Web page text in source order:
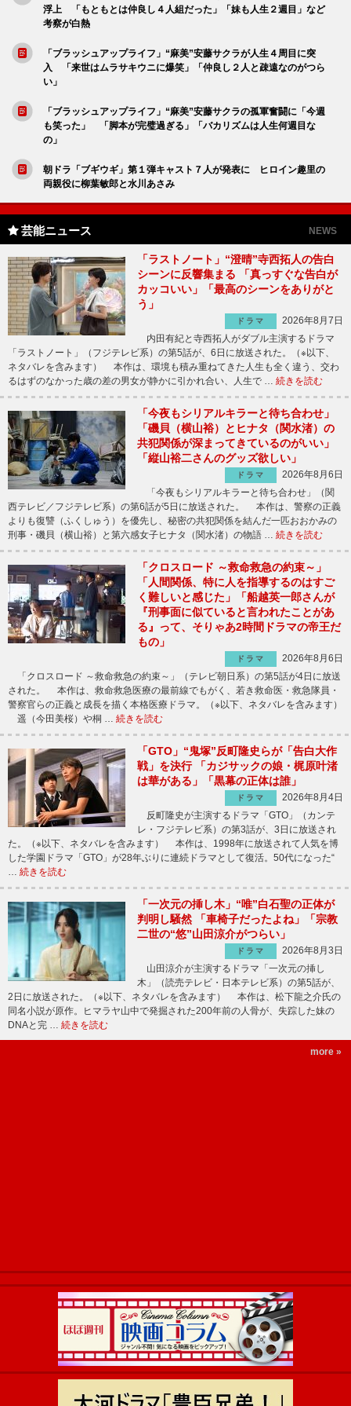
浮上 「もともとは仲良し４人組だった」「妹も人生２週目」など
考察が白熱
「ブラッシュアップライフ」“麻美”安藤サクラが人生４周目に突
入 「来世はムラサキウニに爆笑」「仲良し２人と疎遠なのがつら
い」
「ブラッシュアップライフ」“麻美”安藤サクラの孤軍奮闘に「今週
も笑った」 「脚本が完璧過ぎる」「バカリズムは人生何週目な
の」
朝ドラ「ブギウギ」第１弾キャスト７人が発表に ヒロイン趣里の
両親役に柳葉敏郎と水川あさみ
芸能ニュース NEWS
「ラストノート」“澄晴”寺西拓人の告白
シーンに反響集まる 「真っすぐな告白が
カッコいい」「最高のシーンをありがと
う」
ドラマ
2026年8月7日
内田有紀と寺西拓人がダブル主演するドラマ
「ラストノート」（フジテレビ系）の第5話が、6日に放送された。（※以下、
ネタバレを含みます） 本作は、環境も積み重ねてきた人生も全く違う、交わ
るはずのなかった歳の差の男女が静かに引かれ合い、人生で … 続きを読む
「今夜もシリアルキラーと待ち合わせ」
「磯貝（横山裕）とヒナタ（関水渚）の
共犯関係が深まってきているのがいい」
「縦山裕二さんのグッズ欲しい」
ドラマ
2026年8月6日
「今夜もシリアルキラーと待ち合わせ」（関
西テレビ／フジテレビ系）の第6話が5日に放送された。 本作は、警察の正義
よりも復讐（ふくしゅう）を優先し、秘密の共犯関係を結んだ一匹おおかみの
刑事・磯貝（横山裕）と第六感女子ヒナタ（関水渚）の物語 … 続きを読む
「クロスロード ～救命救急の約束～」
「人間関係、特に人を指導するのはすご
く難しいと感じた」「船越英一郎さんが
『刑事面に似ていると言われたことがあ
る』って、そりゃあ2時間ドラマの帝王だ
もの」
ドラマ
2026年8月6日
「クロスロード ～救命救急の約束～」（テレビ朝日系）の第5話が4日に放送
された。 本作は、救命救急医療の最前線でもがく、若き救命医・救急隊員・
警察官らの正義と成長を描く本格医療ドラマ。（※以下、ネタバレを含みます）
遥（今田美桜）や桐 … 続きを読む
「GTO」“鬼塚”反町隆史らが「告白大作
戦」を決行 「カジサックの娘・梶原叶渚
は華がある」「黒幕の正体は誰」
ドラマ
2026年8月4日
反町隆史が主演するドラマ「GTO」（カンテ
レ・フジテレビ系）の第3話が、3日に放送され
た。（※以下、ネタバレを含みます） 本作は、1998年に放送されて人気を博
した学園ドラマ「GTO」が28年ぶりに連続ドラマとして復活。50代になった“
続きを読む
「一次元の挿し木」“唯”白石聖の正体が
判明し騒然 「車椅子だったよね」「宗教
二世の“悠”山田涼介がつらい」
ドラマ
2026年8月3日
山田涼介が主演するドラマ「一次元の挿し
木」（読売テレビ・日本テレビ系）の第5話が、
2日に放送された。（※以下、ネタバレを含みます） 本作は、松下龍之介氏の
同名小説が原作。ヒマラヤ山中で発掘された200年前の人骨が、失踪した妹の
DNAと完 … 続きを読む
more »